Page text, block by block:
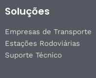
Soluções
Empresas de Transporte
Estações Rodoviárias
Suporte Técnico